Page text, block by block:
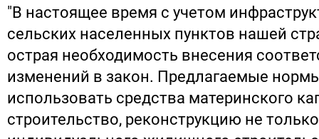
"В настоящее время с учетом
сельских населенных пунктов нашей
острая необходимость внесения
изменений в закон. Предлагаемые
использовать средства материнского
строительство, реконструкцию не